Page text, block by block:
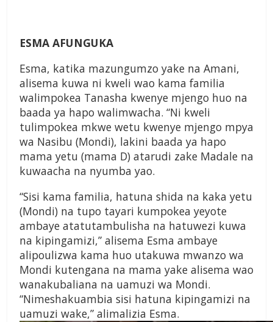
ESMA AFUNGUKA
Esma, katika mazungumzo yake na Amani,
alisema kuwa ni kweli wao kama familia
walimpokea Tanasha kwenye mjengo huo na
baada ya hapo walimwacha. “Ni kweli
tulimpokea mkwe wetu kwenye mjengo mpya
wa Nasibu (Mondi), lakini baada ya hapo
mama yetu (mama D) atarudi zake Madale na
kuwaacha na nyumba yao.
“Sisi kama familia, hatuna shida na kaka yetu
(Mondi) na tupo tayari kumpokea yeyote
ambaye atatutambulisha na hatuwezi kuwa
na kipingamizi,” alisema Esma ambaye
alipoulizwa kama huo utakuwa mwanzo wa
Mondi kutengana na mama yake alisema wao
wanakubaliana na uamuzi wa Mondi.
“Nimeshakuambia sisi hatuna kipingamizi na
uamuzi wake,” alimalizia Esma.